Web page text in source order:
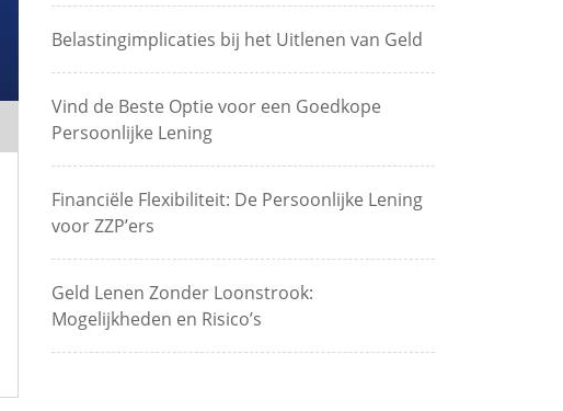
Belastingimplicaties bij het Uitlenen van Geld
Vind de Beste Optie voor een Goedkope
Persoonlijke Lening
Financiële Flexibiliteit: De Persoonlijke Lening
voor ZZP’ers
Geld Lenen Zonder Loonstrook:
Mogelijkheden en Risico’s